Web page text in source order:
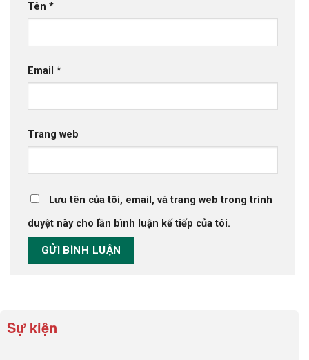
Tên *
Email *
Trang web
Lưu tên của tôi, email, và trang web trong trình
duyệt này cho lần bình luận kế tiếp của tôi.
Sự kiện